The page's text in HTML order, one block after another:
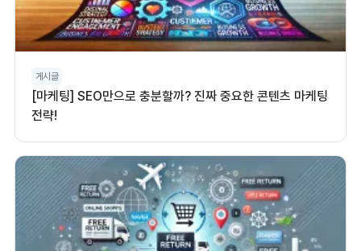
게시글
[마케팅] SEO만으로 충분할까? 진짜 중요한 콘텐츠 마케팅
전략!